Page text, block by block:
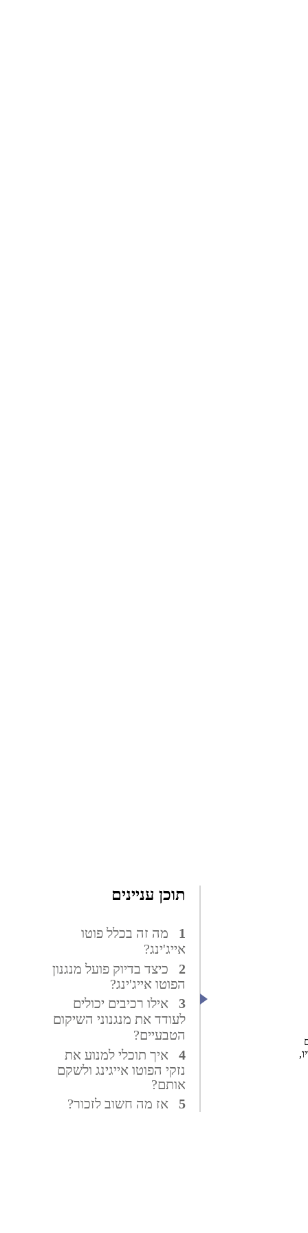
תוכן עניינים
מה זה בכלל פוטו
אייג'ינג?
כיצד בדיוק פועל מנגנון
הפוטו אייג'ינג?
אילו רכיבים יכולים
לעודד את מנגנוני השיקום
הטבעיים?
איך תוכלי למנוע את
נזקי הפוטו אייגינג ולשקם
אותם?
אז מה חשוב לזכור?